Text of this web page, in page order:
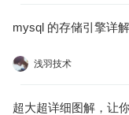
mysql 的存储引擎详解
浅羽技术
超大超详细图解，让